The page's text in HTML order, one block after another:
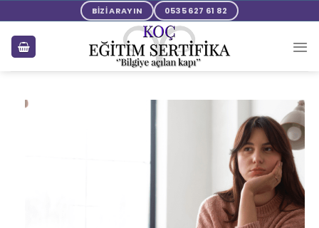
BİZİ ARAYIN 0535 627 61 82